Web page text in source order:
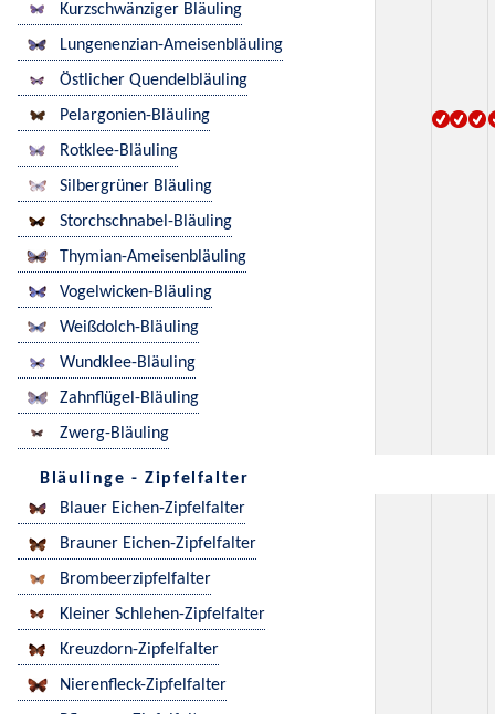
Kurzschwänziger Bläuling
Lungenenzian-Ameisenbläuling
Östlicher Quendelbläuling
Pelargonien-Bläuling
Rotklee-Bläuling
Silbergrüner Bläuling
Storchschnabel-Bläuling
Thymian-Ameisenbläuling
Vogelwicken-Bläuling
Weißdolch-Bläuling
Wundklee-Bläuling
Zahnflügel-Bläuling
Zwerg-Bläuling
Bläulinge - Zipfelfalter
Blauer Eichen-Zipfelfalter
Brauner Eichen-Zipfelfalter
Brombeerzipfelfalter
Kleiner Schlehen-Zipfelfalter
Kreuzdorn-Zipfelfalter
Nierenfleck-Zipfelfalter